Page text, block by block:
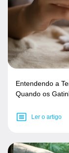
Entendendo a
Quando os
Ler o artigo